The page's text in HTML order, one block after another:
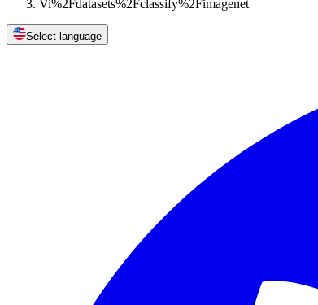
Vi%2Fdatasets%2Fclassify%2Fimagenet
Select language